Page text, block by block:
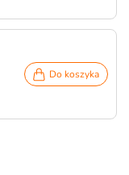
Do koszyka